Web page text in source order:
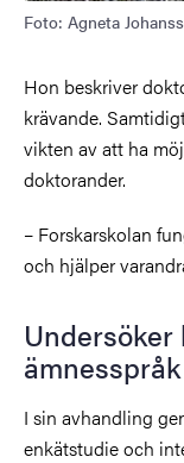
Foto: Agneta
Hon beskriver
krävande.
vikten av att ha
doktorander.
– Forskarskolan
och hjälper
ämnesspråk
I sin avhandling
enkätstudie och